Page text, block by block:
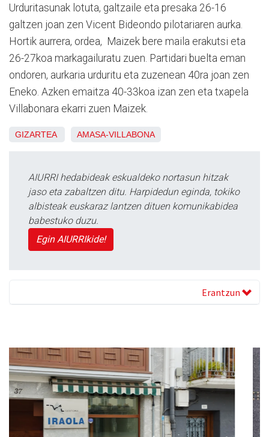
Urduritasunak lotuta, galtzaile eta presaka 26-16
galtzen joan zen Vicent Bideondo pilotariaren aurka.
Hortik aurrera, ordea, Maizek bere maila erakutsi eta
26-27koa markagailuratu zuen. Partidari buelta eman
ondoren, aurkaria urduritu eta zuzenean 40ra joan zen
Eneko. Azken emaitza 40-33koa izan zen eta txapela
Villabonara ekarri zuen Maizek.
GIZARTEA AMASA-VILLABONA
AIURRI hedabideak eskualdeko nortasun hitzak
jaso eta zabaltzen ditu. Harpidedun eginda, tokiko
albisteak euskaraz lantzen dituen komunikabidea
babestuko duzu.
Egin AIURRIkide!
Erantzun